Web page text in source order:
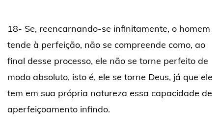
18- Se, reencarnando-se infinitamente, o homem
tende à perfeição, não se compreende como, ao
final desse processo, ele não se torne perfeito de
modo absoluto, isto é, ele se torne Deus, já que ele
tem em sua própria natureza essa capacidade de
aperfeiçoamento infindo.